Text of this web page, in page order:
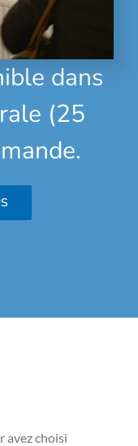
dans
(25
avez choisi